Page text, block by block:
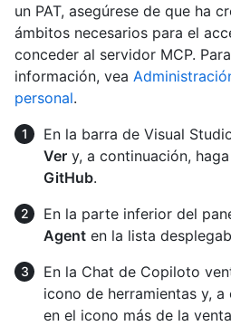
un PAT, asegúrese de que ha
ámbitos necesarios para el
conceder al servidor MCP.
información, vea
personal.
En la barra de Visual
Ver y, a continuación,
GitHub.
En la parte inferior del
Agent en la lista
En la Chat de Copiloto
icono de herramientas y,
en el icono más de la